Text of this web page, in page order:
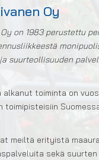
Oy
Oy on 1983 perustettu
suurteollisuuden
alkanut toiminta on
toimipisteisiin
meiltä erityistä
sekä suurten